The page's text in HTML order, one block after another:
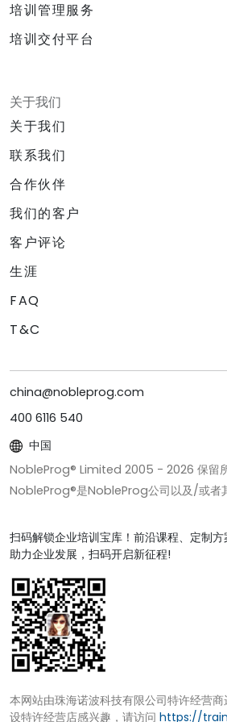
培训管理服务
培训交付平台
关于我们
关于我们
联系我们
合作伙伴
我们的客户
客户评论
生涯
FAQ
T&C
china@nobleprog.com
400 6116 540
中国
NobleProg® Limited 2005 - 2026 保留
NobleProg®是NobleProg公司以及/或者
扫码解锁企业培训宝库！前沿课程、定制方
助力企业发展，扫码开启新征程!
本网站由珠海诺波科技有限公司特许经营
设特许经营店感兴趣，请访问 https://